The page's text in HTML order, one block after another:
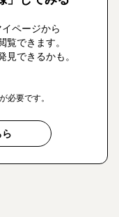
ページから
覧できます。
見できるかも。
必要です。